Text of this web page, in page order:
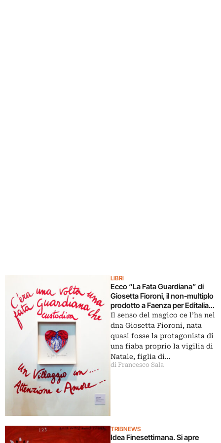
LIBRI
Ecco “La Fata Guardiana” di
Giosetta Fioroni, il non-multiplo
prodotto a Faenza per Editalia.
Nella storica bottega Gatti che
accolse Burri, Accardi, Ontani…
Il senso del magico ce l’ha nel
dna Giosetta Fioroni, nata
quasi fosse la protagonista di
una fiaba proprio la vigilia di
Natale, figlia di…
di Francesco Sala
TRIBNEWS
Idea Finesettimana. Si apre